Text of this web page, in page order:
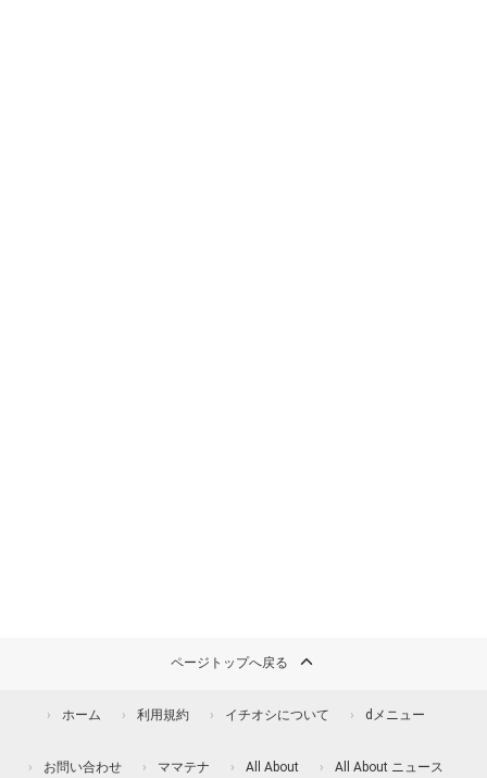
ページトップへ戻る
ホーム 利用規約 イチオシについて dメニュー
お問い合わせ ママテナ All About All About ニュース